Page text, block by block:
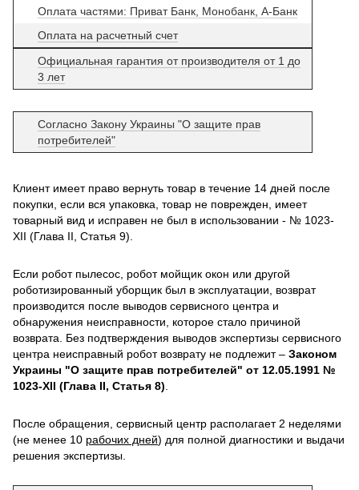
Оплата частями: Приват Банк, Монобанк, А-Банк
Оплата на расчетный счет
Официальная гарантия от производителя от 1 до
3 лет
Согласно Закону Украины "О защите прав
потребителей"
Клиент имеет право вернуть товар в течение 14 дней после
покупки, если вся упаковка, товар не поврежден, имеет
товарный вид и исправен не был в использовании - № 1023-
XII (Глава II, Статья 9).
Если робот пылесос, робот мойщик окон или другой
роботизированный уборщик был в эксплуатации, возврат
производится после выводов сервисного центра и
обнаружения неисправности, которое стало причиной
возврата. Без подтверждения выводов экспертизы сервисного
центра неисправный робот возврату не подлежит – Законом
Украины "О защите прав потребителей" от 12.05.1991 №
1023-XII (Глава II, Статья 8)
После обращения, сервисный центр располагает 2 неделями
(не менее 10 рабочих дней) для полной диагностики и выдачи
решения экспертизы.